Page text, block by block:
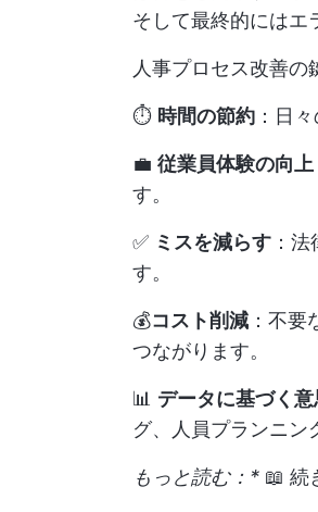
そして最終的にはエ
人事プロセス改善の
⏱️ 時間の節約 ：日
💼 従業員体験の向上
す。
✅ ミスを減らす ：
す。
💰コスト削減 ：不
つながります。
📊 データに基づく
グ、人員プランニン
もっと読む：* 📖 続